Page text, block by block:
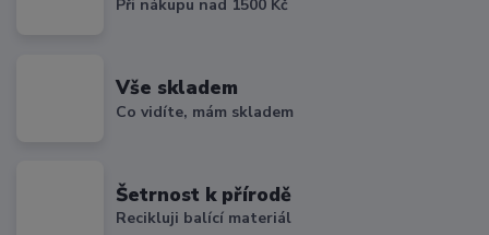
Při nákupu nad 1500 Kč
Vše skladem
Co vidíte, mám skladem
Šetrnost k přírodě
Recikluji balící materiál